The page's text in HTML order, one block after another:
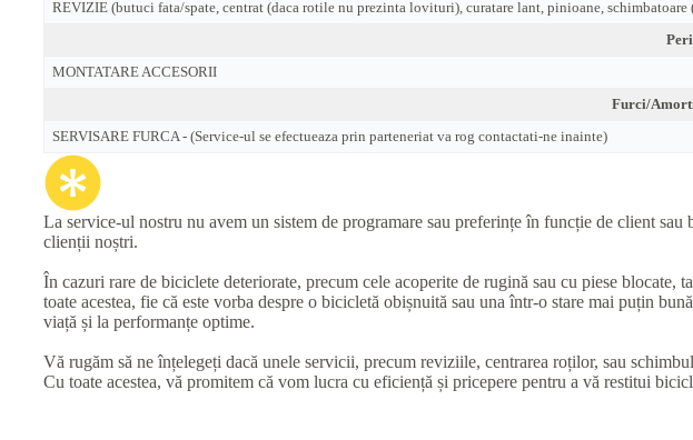
REVIZIE (butuci fata/spate, centrat (daca rotile nu prezinta lovituri), curatare lant, pinioane, schimbatoare
MONTATARE ACCESORII
Furci/
SERVISARE FURCA - (Service-ul se efectueaza prin parteneriat va rog contactati-ne inainte)
La service-ul nostru nu avem un sistem de programare sau preferințe în funcție de client
clienții noștri.
În cazuri rare de biciclete deteriorate, precum cele acoperite de rugină sau cu piese
toate acestea, fie că este vorba despre o bicicletă obișnuită sau una într-o stare mai puțin
viață și la performanțe optime.
Vă rugăm să ne înțelegeți dacă unele servicii, precum reviziile, centrarea roților, sau
Cu toate acestea, vă promitem că vom lucra cu eficiență și pricepere pentru a vă restitui